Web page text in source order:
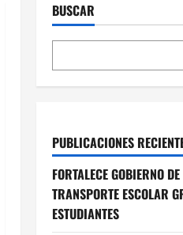
BUSCAR
PUBLICACIONES
FORTALECE GOBIERNO
TRANSPORTE ESCOLAR
ESTUDIANTES